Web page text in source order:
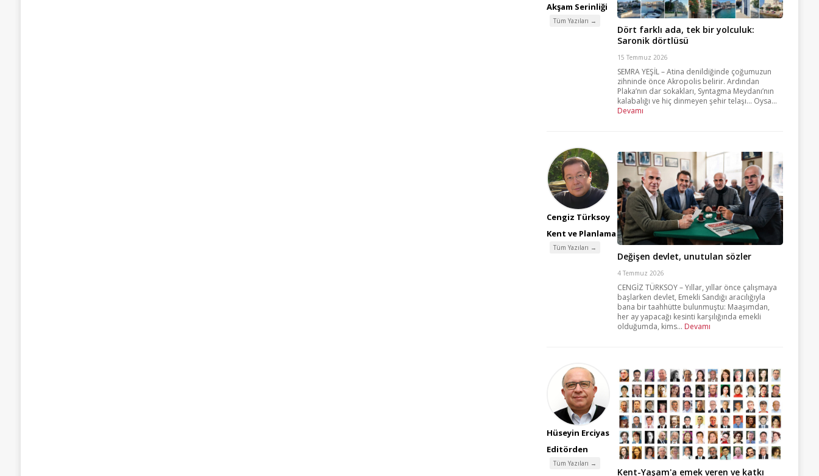
Akşam Serinliği
Tüm Yazıları →
Dört farklı ada, tek bir yolculuk:
Saronik dörtlüsü
15 Temmuz 2026
SEMRA YEŞİL – Atina denildiğinde çoğumuzun
zihninde önce Akropolis belirir. Ardından
Plaka’nın dar sokakları, Syntagma Meydanı’nın
kalabalığı ve hiç dinmeyen şehir telaşı… Oysa...
Devamı
Cengiz Türksoy
Kent ve Planlama
Tüm Yazıları →
Değişen devlet, unutulan sözler
4 Temmuz 2026
CENGİZ TÜRKSOY – Yıllar, yıllar önce çalışmaya
başlarken devlet, Emekli Sandığı aracılığıyla
bana bir taahhütte bulunmuştu: Maaşımdan,
her ay yapacağı kesinti karşılığında emekli
olduğumda, kims... Devamı
Hüseyin Erciyas
Editörden
Tüm Yazıları →
Kent-Yaşam'a emek veren ve katkı